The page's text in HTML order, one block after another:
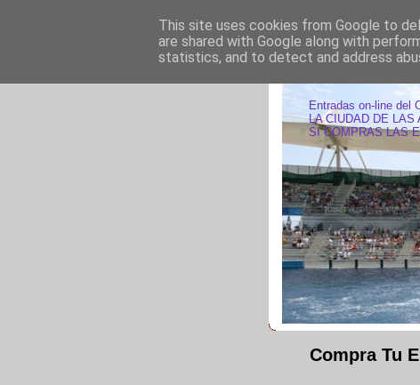
Entradas on-line del
LA CIUDAD DE LAS
SI COMPRAS LAS
Compra Tu
This site uses cookies from Google to
are shared with Google along with
statistics, and to detect and address